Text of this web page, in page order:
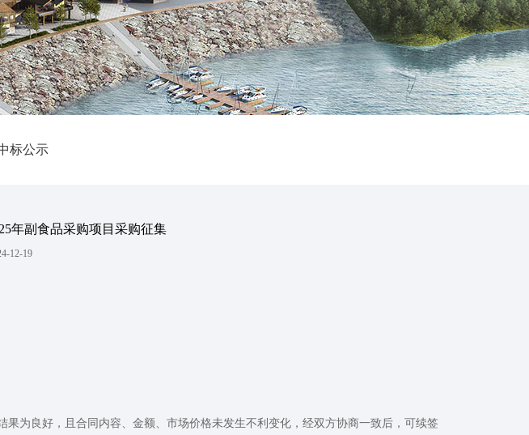
标公示
年副食品采购项目采购征集
12-19
为良好，且合同内容、金额、市场价格未发生不利变化，经双方协商一致后，可续签